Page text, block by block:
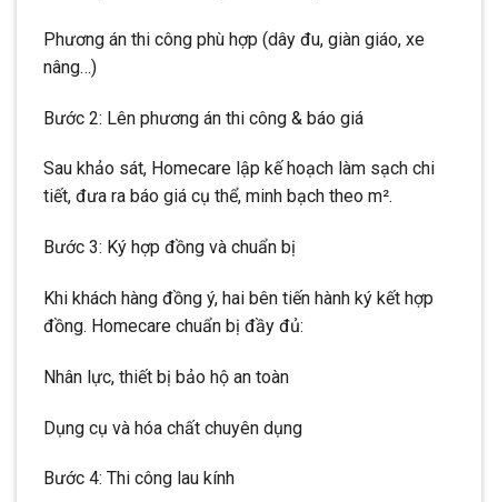
Phương án thi công phù hợp (dây đu, giàn giáo, xe
nâng…)
Bước 2: Lên phương án thi công & báo giá
Sau khảo sát, Homecare lập kế hoạch làm sạch chi
tiết, đưa ra báo giá cụ thể, minh bạch theo m².
Bước 3: Ký hợp đồng và chuẩn bị
Khi khách hàng đồng ý, hai bên tiến hành ký kết hợp
đồng. Homecare chuẩn bị đầy đủ:
Nhân lực, thiết bị bảo hộ an toàn
Dụng cụ và hóa chất chuyên dụng
Bước 4: Thi công lau kính